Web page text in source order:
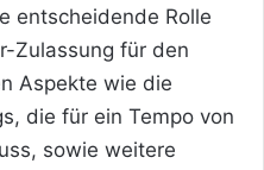
entscheidende Rolle
Zulassung für den
Aspekte wie die
die für ein Tempo von
sowie weitere